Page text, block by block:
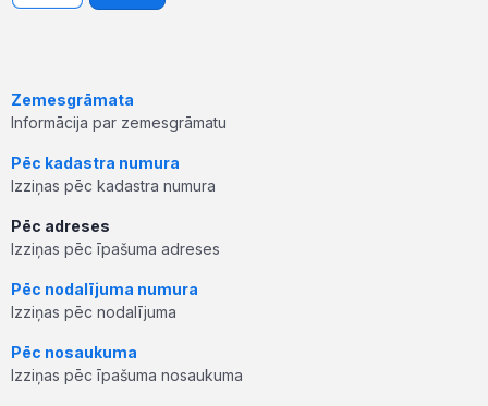
Zemesgrāmata
Informācija par zemesgrāmatu
Pēc kadastra numura
Izziņas pēc kadastra numura
Pēc adreses
Izziņas pēc īpašuma adreses
Pēc nodalījuma numura
Izziņas pēc nodalījuma
Pēc nosaukuma
Izziņas pēc īpašuma nosaukuma